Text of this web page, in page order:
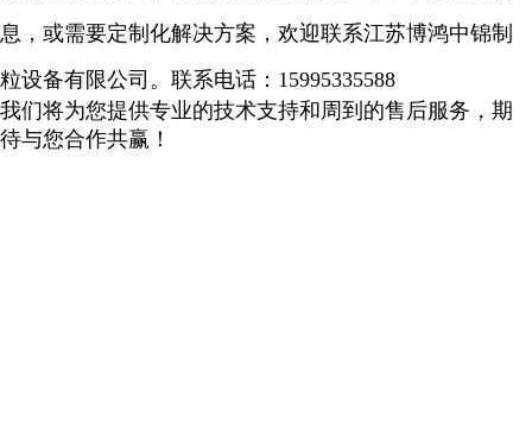
息，或需要定制化解决方案，欢迎联系江苏博鸿中锦制
粒设备有限公司。联系电话： 15995335588
我们将为您提供专业的技术支持和周到的售后服务，期
待与您合作共赢！